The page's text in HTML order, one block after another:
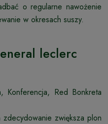
o regularne nawożenie
w okresach suszy.
leclerc
Konferencja, Red Bonkreta
zwiększa plon